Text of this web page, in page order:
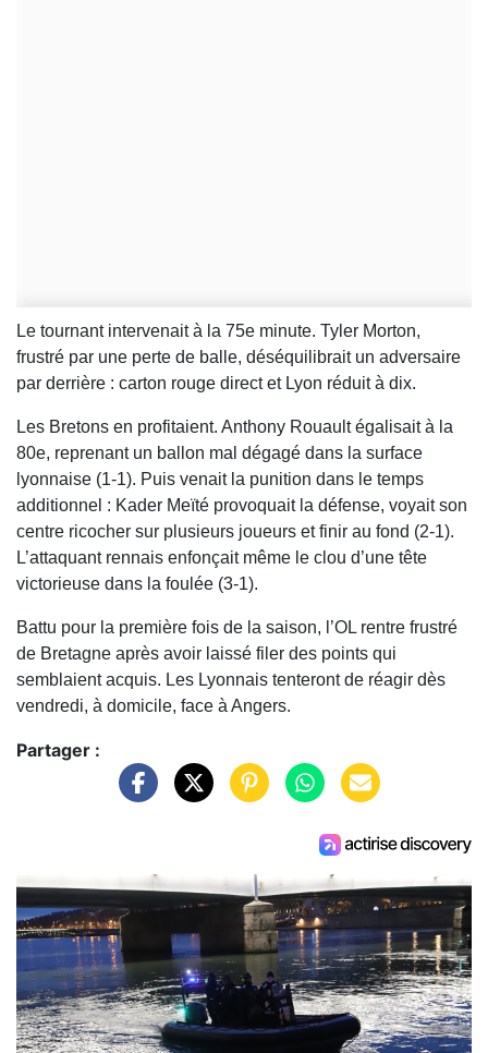
Le tournant intervenait à la 75e minute. Tyler Morton,
frustré par une perte de balle, déséquilibrait un adversaire
par derrière : carton rouge direct et Lyon réduit à dix.
Les Bretons en profitaient. Anthony Rouault égalisait à la
80e, reprenant un ballon mal dégagé dans la surface
lyonnaise (1-1). Puis venait la punition dans le temps
additionnel : Kader Meïté provoquait la défense, voyait son
centre ricocher sur plusieurs joueurs et finir au fond (2-1).
L’attaquant rennais enfonçait même le clou d’une tête
victorieuse dans la foulée (3-1).
Battu pour la première fois de la saison, l’OL rentre frustré
de Bretagne après avoir laissé filer des points qui
semblaient acquis. Les Lyonnais tenteront de réagir dès
vendredi, à domicile, face à Angers.
Partager :